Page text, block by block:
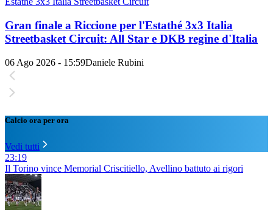
Gran finale a Riccione per l'Estathé 3x3 Italia
Streetbasket Circuit: All Star e DKB regine d'Italia
06 Ago 2026 - 15:59Daniele Rubini
Calcio ora per ora
Vedi tutti
23:19
Il Torino vince Memorial Criscitiello, Avellino battuto ai rigori